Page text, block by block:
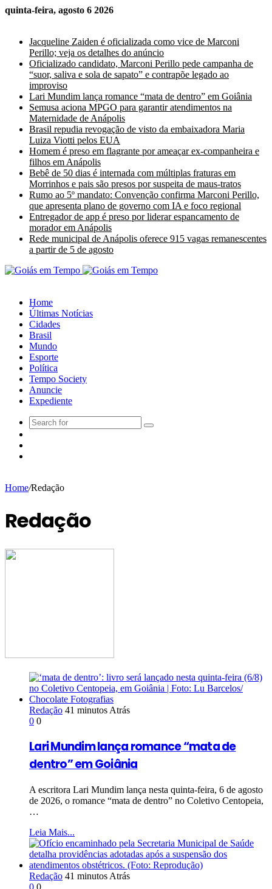
quinta-feira, agosto 6 2026
Jacqueline Zaiden é oficializada como vice de Marconi
Perillo; veja os detalhes do anúncio
Oficializado candidato, Marconi Perillo pede campanha de
“suor, saliva e sola de sapato” e contrapõe legado ao
improviso
Lari Mundim lança romance “mata de dentro” em Goiânia
Semusa aciona MPGO para garantir atendimentos na
Maternidade de Anápolis
Brasil repudia revogação de visto da embaixadora Maria
Luiza Viotti pelos EUA
Homem é preso em flagrante por ameaçar ex-companheira e
filhos em Anápolis
Bebê de 50 dias é internada com múltiplas fraturas em
Morrinhos e pais são presos por suspeita de maus-tratos
Rumo ao 5º mandato: Convenção confirma Marconi Perillo,
que apresenta plano de governo com IA e foco regional
Entregador de app é preso por liderar espancamento de
morador em Anápolis
Rede municipal de Anápolis oferece 915 vagas remanescentes
a partir de 5 de agosto
Home
Últimas Notícias
Cidades
Brasil
Mundo
Esporte
Política
Tempo Society
Anuncie
Expediente
Home/Redação
Redação
Redação 41 minutos Atrás
0 0
Lari Mundim lança romance “mata de
dentro” em Goiânia
A escritora Lari Mundim lança nesta quinta-feira, 6 de agosto
de 2026, o romance “mata de dentro” no Coletivo Centopeia,
…
Leia Mais...
Redação 41 minutos Atrás
0 0